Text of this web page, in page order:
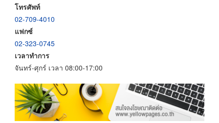
โทรศัพท์
02-709-4010
แฟกซ์
02-323-0745
เวลาทำการ
จันทร์-ศุกร์ เวลา 08:00-17:00